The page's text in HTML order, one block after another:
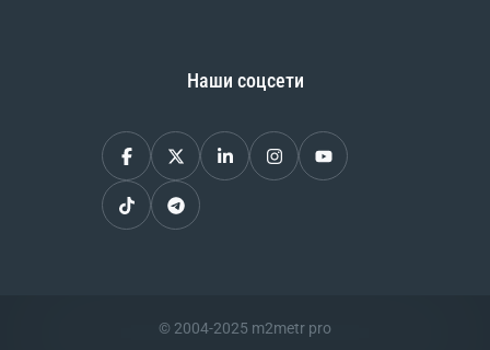
Наши соцсети
© 2004-2025 m2metr pro